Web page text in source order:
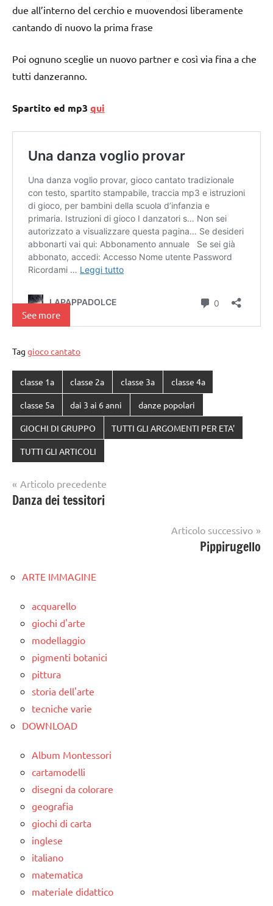
due all’interno del cerchio e muovendosi liberamente
cantando di nuovo la prima frase
Poi ognuno sceglie un nuovo partner e così via fina a che
tutti danzeranno.
Spartito ed mp3 qui
See more
Tag gioco cantato
classe 1a classe 2a classe 3a classe 4a
classe 5a dai 3 ai 6 anni danze popolari
GIOCHI DI GRUPPO TUTTI GLI ARGOMENTI PER ETA'
TUTTI GLI ARTICOLI
Navigazione
articoli
Articolo precedente
Danza dei tessitori
Articolo successivo
Pippirugello
ARTE IMMAGINE
acquarello
giochi d'arte
modellaggio
pigmenti botanici
pittura
storia dell'arte
tecniche varie
DOWNLOAD
Album Montessori
cartamodelli
disegni da colorare
geografia
giochi di carta
inglese
italiano
matematica
materiale didattico